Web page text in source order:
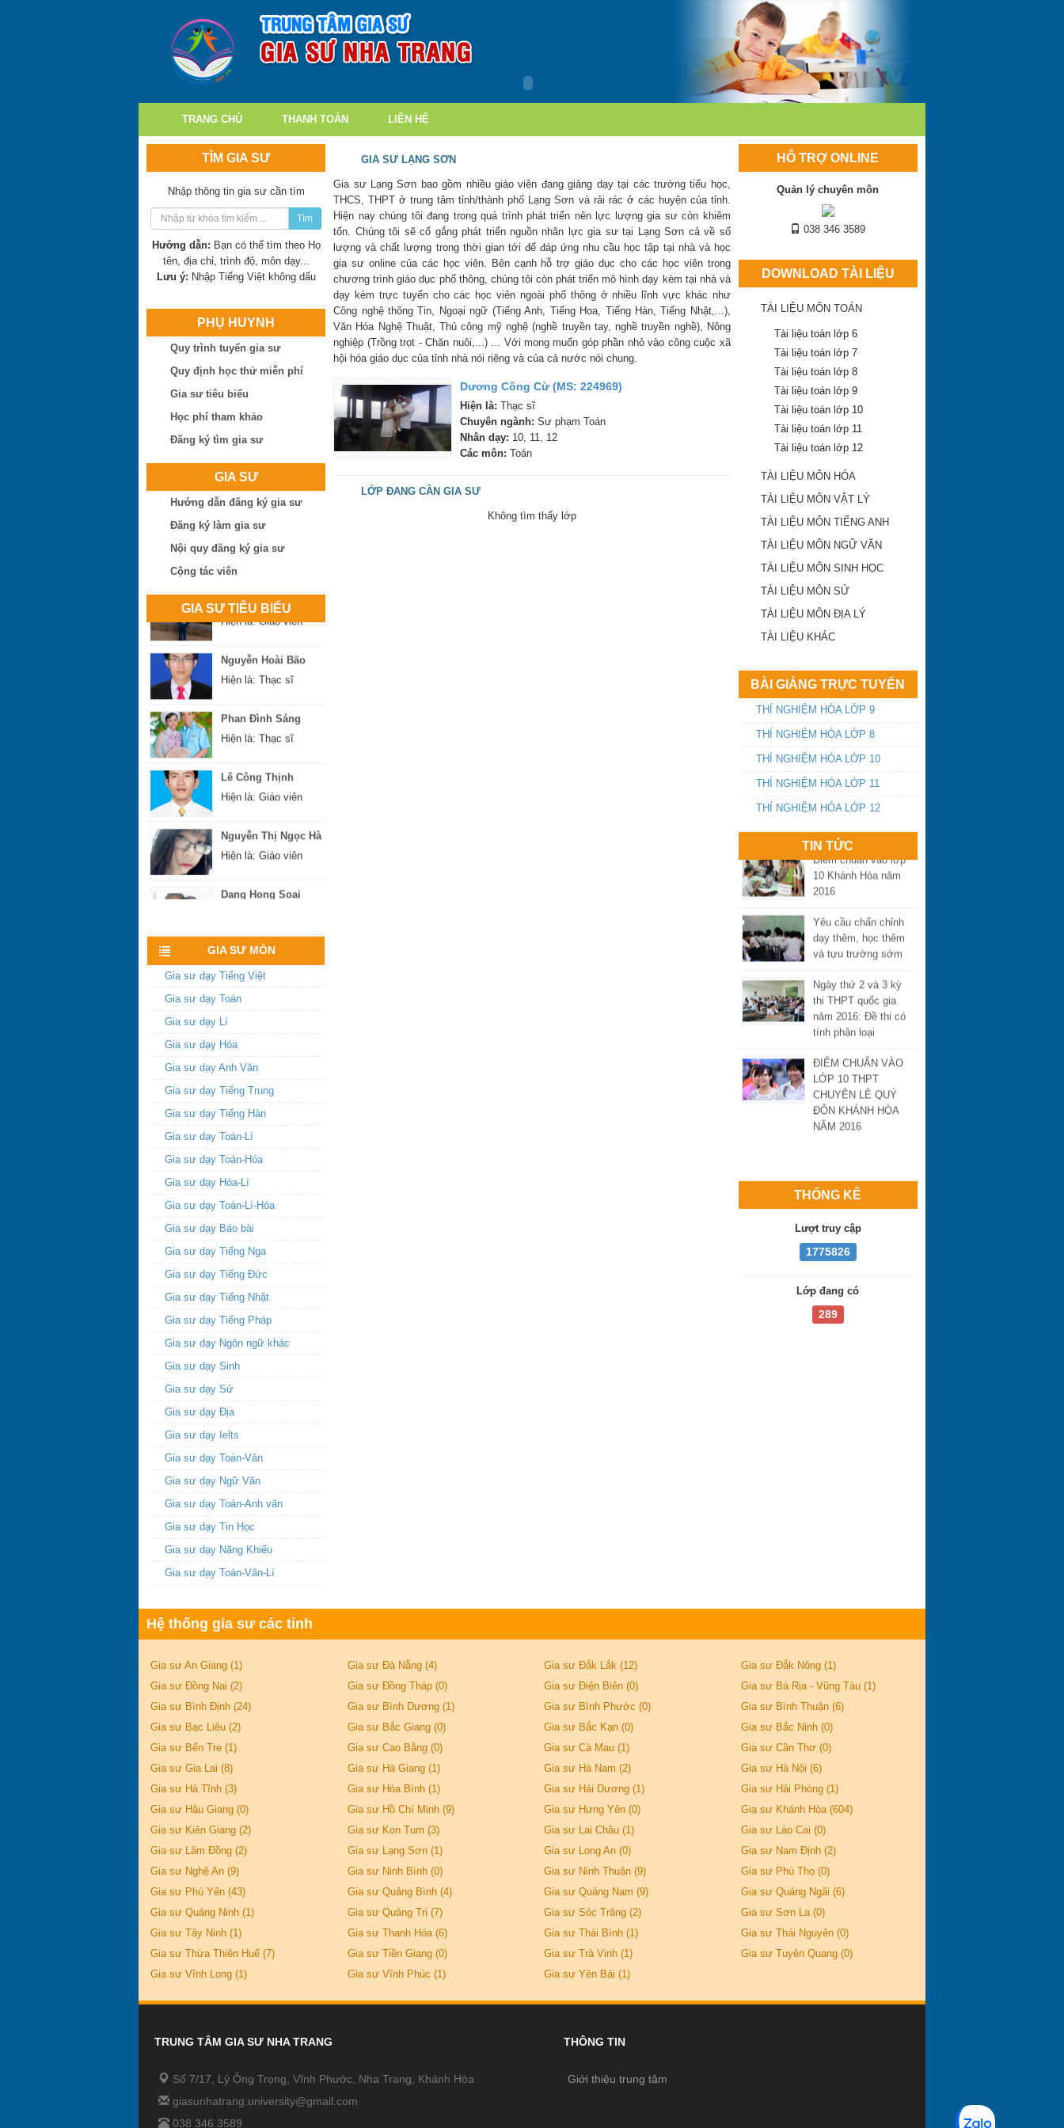
TRANG CHỦ THANH TOÁN LIÊN HỆ
TÌM GIA SƯ
Nhập thông tin gia sư cần tìm
Tìm
Hướng dẫn: Bạn có thể tìm theo Họ
tên, địa chỉ, trình độ, môn dạy...
Lưu ý: Nhập Tiếng Việt không dấu
PHỤ HUYNH
Quy trình tuyển gia sư
Quy định học thử miễn phí
Gia sư tiêu biểu
Học phí tham khảo
Đăng ký tìm gia sư
GIA SƯ
Hướng dẫn đăng ký gia sư
Đăng ký làm gia sư
Nội quy đăng ký gia sư
Cộng tác viên
GIA SƯ TIÊU BIỂU
Trần Tuấn Việt
Hiện là: Cử nhân
Hiện là: Giáo viên
Hiện là: Thạc sĩ
Hiện là: Thạc sĩ
Hiện là: Giáo viên
Hiện là: Giáo viên
Hiện là: Sinh viên
Nguyễn Xuân Hoàng
Hiện là: Cử nhân
Hoàng Sĩ Hùng
Hiện là: Cử nhân
GIA SƯ MÔN
Gia sư dạy Tiếng Việt
Gia sư dạy Toán
Gia sư dạy Lí
Gia sư dạy Hóa
Gia sư dạy Anh Văn
Gia sư dạy Tiếng Trung
Gia sư dạy Tiếng Hàn
Gia sư dạy Toán-Lí
Gia sư dạy Toán-Hóa
Gia sư dạy Hóa-Lí
Gia sư dạy Toán-Lí-Hóa
Gia sư dạy Báo bài
Gia sư dạy Tiếng Nga
Gia sư dạy Tiếng Đức
Gia sư dạy Tiếng Nhật
Gia sư dạy Tiếng Pháp
Gia sư dạy Ngôn ngữ khác
Gia sư dạy Sinh
Gia sư dạy Sử
Gia sư dạy Địa
Gia sư dạy Ielts
Gia sư dạy Toán-Văn
Gia sư dạy Ngữ Văn
Gia sư dạy Toán-Anh văn
Gia sư dạy Tin Học
Gia sư dạy Năng Khiếu
Gia sư dạy Toán-Văn-Lí
GIA SƯ LẠNG SƠN
Gia sư Lạng Sơn bao gồm nhiều giáo viên đang giảng dạy tại các trường tiểu học,
THCS, THPT ở trung tâm tỉnh/thành phố Lạng Sơn và rải rác ở các huyện của tỉnh.
Hiện nay chúng tôi đang trong quá trình phát triển nên lực lượng gia sư còn khiêm
tốn. Chúng tôi sẽ cố gắng phát triển nguồn nhân lực gia sư tại Lạng Sơn cả về số
lượng và chất lượng trong thời gian tới để đáp ứng nhu cầu học tập tại nhà và học
gia sư online của các học viên. Bên cạnh hỗ trợ giáo dục cho các học viên trong
chương trình giáo dục phổ thông, chúng tôi còn phát triển mô hình dạy kèm tại nhà và
dạy kèm trực tuyến cho các học viên ngoài phổ thông ở nhiều lĩnh vực khác như
Công nghệ thông Tin, Ngoại ngữ (Tiếng Anh, Tiếng Hoa, Tiếng Hàn, Tiếng Nhật,...),
Văn Hóa Nghệ Thuật, Thủ công mỹ nghệ (nghề truyền tay, nghề truyền nghề), Nông
nghiệp (Trồng trọt - Chăn nuôi,...) ... Với mong muốn góp phần nhỏ vào công cuộc xã
hội hóa giáo dục của tỉnh nhà nói riêng và của cả nước nói chung.
Dương Công Cừ (MS: 224969)
Hiện là: Thạc sĩ
Chuyên ngành: Sư phạm Toán
Nhân dạy: 10, 11, 12
Các môn: Toán
LỚP ĐANG CẦN GIA SƯ
Không tìm thấy lớp
HỖ TRỢ ONLINE
Quản lý chuyên môn
038 346 3589
DOWNLOAD TÀI LIỆU
TÀI LIỆU MÔN TOÁN
Tài liệu toán lớp 6
Tài liệu toán lớp 7
Tài liệu toán lớp 8
Tài liệu toán lớp 9
Tài liệu toán lớp 10
Tài liệu toán lớp 11
Tài liệu toán lớp 12
TÀI LIỆU MÔN HÓA
TÀI LIỆU MÔN VẬT LÝ
TÀI LIỆU MÔN TIẾNG ANH
TÀI LIỆU MÔN NGỮ VĂN
TÀI LIỆU MÔN SINH HỌC
TÀI LIỆU MÔN SỬ
TÀI LIỆU MÔN ĐỊA LÝ
TÀI LIỆU KHÁC
BÀI GIẢNG TRỰC TUYẾN
THÍ NGHIỆM HÓA LỚP 9
THÍ NGHIỆM HÓA LỚP 8
THÍ NGHIỆM HÓA LỚP 10
THÍ NGHIỆM HÓA LỚP 11
THÍ NGHIỆM HÓA LỚP 12
TIN TỨC
Khánh Hòa công bố
điểm trúng tuyển lớp
10 công lập 2018-
2019
ĐA TRÍ THÔNG
MINH
Điểm chuẩn vào lớp
10 Khánh Hòa năm
2016
dạy thêm, học thêm
và tựu trường sớm
thi THPT quốc gia
năm 2016: Đề thi có
tính phân loại
LỚP 10 THPT
CHUYÊN LÊ QUÝ
ĐÔN KHÁNH HÒA
NĂM 2016
THỐNG KÊ
Lượt truy cập
1775826
Lớp đang có
289
Hệ thống gia sư các tỉnh
Gia sư An Giang (1) Gia sư Đà Nẵng (4) Gia sư Đắk Lắk (12)
Gia sư Đắk Nông (1)
Gia sư Đồng Nai (2)
Gia sư Đồng Tháp (0) Gia sư Điện Biên (0)
Gia sư Bà Rịa - Vũng Tàu (1)
Gia sư Bình Định (24)
Gia sư Bình Dương (1) Gia sư Bình Phước (0)
Gia sư Bình Thuận (6)
Gia sư Bạc Liêu (2)
Gia sư Bắc Giang (0) Gia sư Bắc Kạn (0)
Gia sư Bắc Ninh (0)
Gia sư Bến Tre (1)
Gia sư Cao Bằng (0) Gia sư Cà Mau (1)
Gia sư Cần Thơ (0)
Gia sư Gia Lai (8)
Gia sư Hà Giang (1) Gia sư Hà Nam (2)
Gia sư Hà Nội (6)
Gia sư Hà Tĩnh (3)
Gia sư Hòa Bình (1) Gia sư Hải Dương (1)
Gia sư Hải Phòng (1)
Gia sư Hậu Giang (0)
Gia sư Hồ Chí Minh (9) Gia sư Hưng Yên (0)
Gia sư Khánh Hòa (604)
Gia sư Kiên Giang (2)
Gia sư Kon Tum (3) Gia sư Lai Châu (1)
Gia sư Lào Cai (0)
Gia sư Lâm Đồng (2)
Gia sư Lạng Sơn (1) Gia sư Long An (0)
Gia sư Nam Định (2)
Gia sư Nghệ An (9)
Gia sư Ninh Bình (0) Gia sư Ninh Thuận (9)
Gia sư Phú Thọ (0)
Gia sư Phú Yên (43)
Gia sư Quảng Bình (4) Gia sư Quảng Nam (9)
Gia sư Quảng Ngãi (6)
Gia sư Quảng Ninh (1)
Gia sư Quảng Trị (7) Gia sư Sóc Trăng (2)
Gia sư Sơn La (0)
Gia sư Tây Ninh (1)
Gia sư Thanh Hóa (6) Gia sư Thái Bình (1)
Gia sư Thái Nguyên (0)
Gia sư Thừa Thiên Huế (7)
Gia sư Tiền Giang (0) Gia sư Trà Vinh (1)
Gia sư Tuyên Quang (0)
Gia sư Vĩnh Long (1)
Gia sư Vĩnh Phúc (1) Gia sư Yên Bái (1)
TRUNG TÂM GIA SƯ NHA TRANG
Số 7/17, Lý Ông Trọng, Vĩnh Phước, Nha Trang, Khánh Hòa
giasunhatrang.university@gmail.com
038 346 3589
THÔNG TIN
Giới thiệu trung tâm